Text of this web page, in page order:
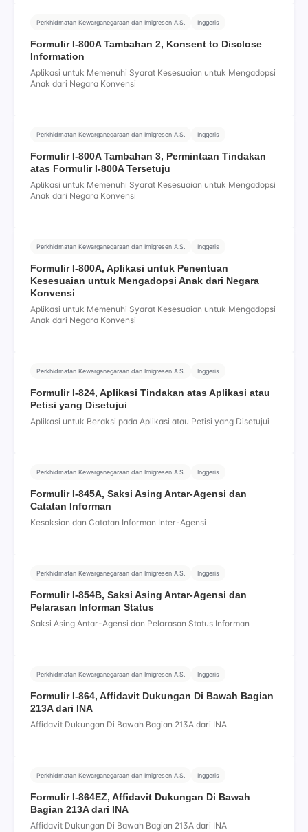
Perkhidmatan Kewarganegaraan dan Imigresen A.S. Inggeris
Formulir I-800A Tambahan 2, Konsent to Disclose
Information
Aplikasi untuk Memenuhi Syarat Kesesuaian untuk Mengadopsi
Anak dari Negara Konvensi
Perkhidmatan Kewarganegaraan dan Imigresen A.S. Inggeris
Formulir I-800A Tambahan 3, Permintaan Tindakan
atas Formulir I-800A Tersetuju
Aplikasi untuk Memenuhi Syarat Kesesuaian untuk Mengadopsi
Anak dari Negara Konvensi
Perkhidmatan Kewarganegaraan dan Imigresen A.S. Inggeris
Formulir I-800A, Aplikasi untuk Penentuan
Kesesuaian untuk Mengadopsi Anak dari Negara
Konvensi
Aplikasi untuk Memenuhi Syarat Kesesuaian untuk Mengadopsi
Anak dari Negara Konvensi
Perkhidmatan Kewarganegaraan dan Imigresen A.S. Inggeris
Formulir I-824, Aplikasi Tindakan atas Aplikasi atau
Petisi yang Disetujui
Aplikasi untuk Beraksi pada Aplikasi atau Petisi yang Disetujui
Perkhidmatan Kewarganegaraan dan Imigresen A.S. Inggeris
Formulir I-845A, Saksi Asing Antar-Agensi dan
Catatan Informan
Kesaksian dan Catatan Informan Inter-Agensi
Perkhidmatan Kewarganegaraan dan Imigresen A.S. Inggeris
Formulir I-854B, Saksi Asing Antar-Agensi dan
Pelarasan Informan Status
Saksi Asing Antar-Agensi dan Pelarasan Status Informan
Perkhidmatan Kewarganegaraan dan Imigresen A.S. Inggeris
Formulir I-864, Affidavit Dukungan Di Bawah Bagian
213A dari INA
Affidavit Dukungan Di Bawah Bagian 213A dari INA
Perkhidmatan Kewarganegaraan dan Imigresen A.S. Inggeris
Formulir I-864EZ, Affidavit Dukungan Di Bawah
Bagian 213A dari INA
Affidavit Dukungan Di Bawah Bagian 213A dari INA